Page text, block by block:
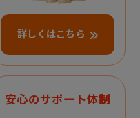
詳しくはこちら
安心のサポート体制